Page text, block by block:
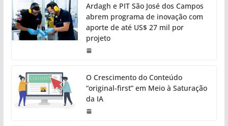
Ardagh e PIT São José dos Campos
abrem programa de inovação com
aporte de até US$ 27 mil por
projeto
O Crescimento do Conteúdo
“original-first” em Meio à Saturação
da IA